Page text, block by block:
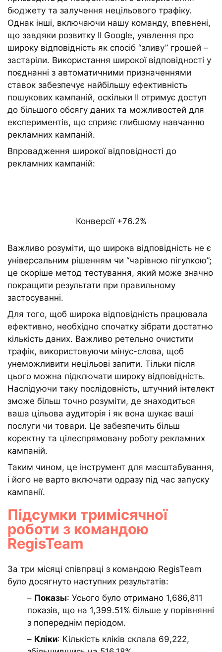
бюджету та залучення нецільового трафіку.
Однак інші, включаючи нашу команду, впевнені,
що завдяки розвитку ІІ Google, уявлення про
широку відповідність як спосіб “зливу” грошей –
застаріли. Використання широкої відповідності у
поєднанні з автоматичними призначеннями
ставок забезпечує найбільшу ефективність
пошукових кампаній, оскільки ІІ отримує доступ
до більшого обсягу даних та можливостей для
експериментів, що сприяє глибшому навчанню
рекламних кампаній.
Впровадження широкої відповідності до
рекламних кампаній:
Конверсії +76.2%
Важливо розуміти, що широка відповідність не є
універсальним рішенням чи “чарівною пігулкою”;
це скоріше метод тестування, який може значно
покращити результати при правильному
застосуванні.
Для того, щоб широка відповідність працювала
ефективно, необхідно спочатку зібрати достатню
кількість даних. Важливо ретельно очистити
трафік, використовуючи мінус-слова, щоб
унеможливити нецільові запити. Тільки після
цього можна підключати широку відповідність.
Наслідуючи таку послідовність, штучний інтелект
зможе більш точно розуміти, де знаходиться
ваша цільова аудиторія і як вона шукає ваші
послуги чи товари. Це забезпечить більш
коректну та цілеспрямовану роботу рекламних
кампаній.
Таким чином, це інструмент для масштабування,
і його не варто включати одразу під час запуску
кампанії.
Підсумки тримісячної
роботи з командою
RegisTeam
За три місяці співпраці з командою RegisTeam
було досягнуто наступних результатів:
– Показы: Усього було отримано 1,686,811
показів, що на 1,399.51% більше у порівнянні
з попереднім періодом.
– Кліки: Кількість кліків склала 69,222,